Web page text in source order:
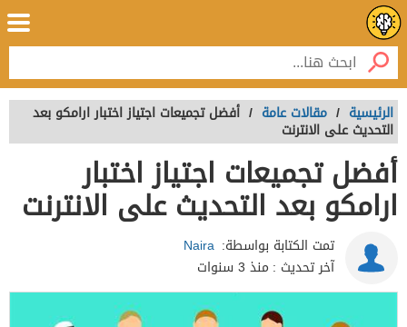
الرئيسية / مقالات عامة / أفضل تجميعات اجتياز اختبار ارامكو بعد
التحديث على الانترنت
أفضل تجميعات اجتياز اختبار
ارامكو بعد التحديث على الانترنت
تمت الكتابة بواسطة: Naira
آخر تحديث : منذ 3 سنوات